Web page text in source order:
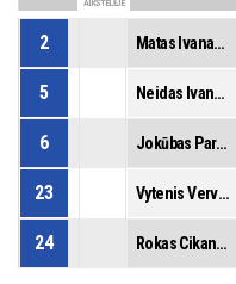
AIKŠTELĖJE
2 Matas Ivanauskas
5 Neidas Ivanovas
6 Jokūbas Parnarauskas
23 Vytenis Vervečka
24 Rokas Cikanavičius